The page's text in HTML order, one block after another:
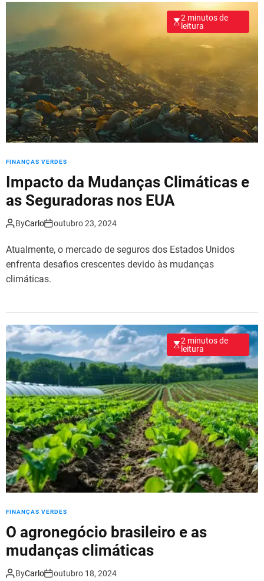
2 minutos de
leitura
FINANÇAS VERDES
Impacto da Mudanças Climáticas e
as Seguradoras nos EUA
ByCarlo outubro 23, 2024
Atualmente, o mercado de seguros dos Estados Unidos
enfrenta desafios crescentes devido às mudanças
climáticas.
2 minutos de
leitura
FINANÇAS VERDES
O agronegócio brasileiro e as
mudanças climáticas
ByCarlo outubro 18, 2024